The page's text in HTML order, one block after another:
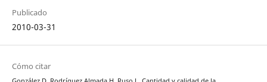
Publicado
2010-03-31
Cómo citar